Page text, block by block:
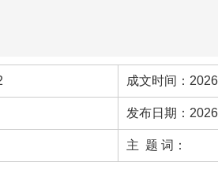
成文时间：
发布日期：
主 题 词：